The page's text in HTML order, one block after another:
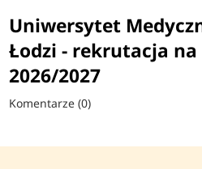
Uniwersytet
Łodzi - rekrutacja
2026/2027
Komentarze (0)